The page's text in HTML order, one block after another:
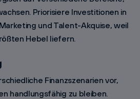
Priorisiere Investitionen in
und Talent-Akquise, weil
Hebel liefern.
Finanzszenarien vor,
handlungsfähig zu bleiben.